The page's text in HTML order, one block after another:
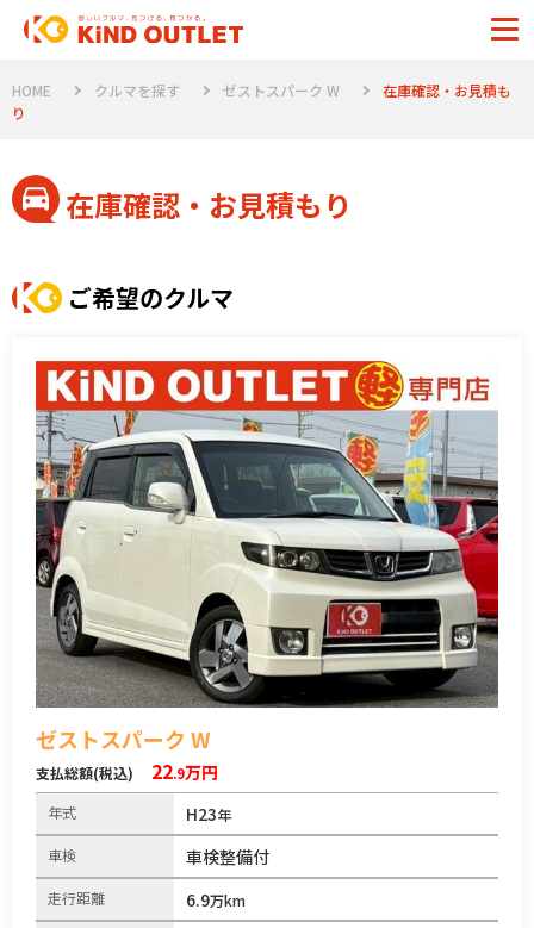
HOME クルマを探す ゼストスパーク W
在庫確認・お見積も
り
在庫確認・お見積もり
ご希望のクルマ
ゼストスパーク W
支払総額(税込) 22.9万円
年式 H23年
車検
車検整備付
走行距離 6.9万km